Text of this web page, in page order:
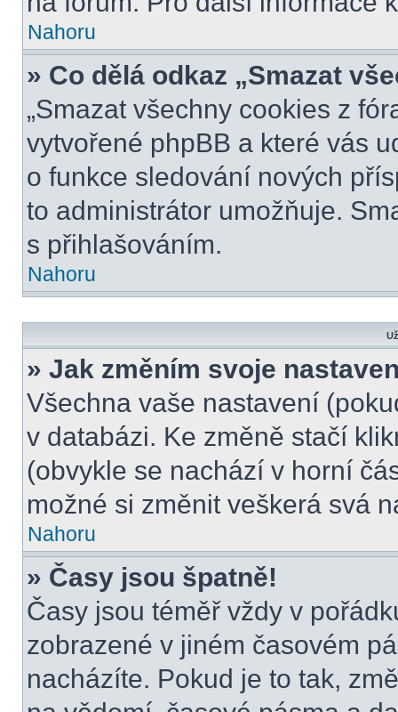
Nahoru
» Co dělá odkaz „Smazat
„Smazat všechny cookies z
vytvořené phpBB a které vás
o funkce sledování nových
to administrátor umožňuje.
s přihlašováním.
Nahoru
» Jak změním svoje
Všechna vaše nastavení
v databázi. Ke změně stačí
(obvykle se nachází v horní
možné si změnit veškerá svá
Nahoru
» Časy jsou špatně!
Časy jsou téměř vždy v
zobrazené v jiném časovém
nacházíte. Pokud je to tak,